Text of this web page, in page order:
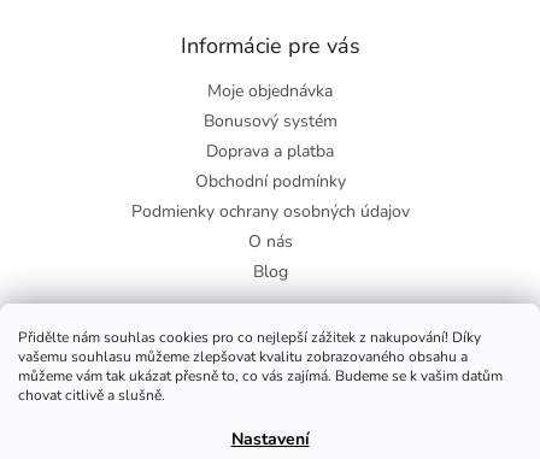
Přidělte nám souhlas cookies pro co nejlepší zážitek z nakupování! Díky
vašemu souhlasu můžeme zlepšovat kvalitu zobrazovaného obsahu a
můžeme vám tak ukázat přesně to, co vás zajímá. Budeme se k vašim datům
chovat citlivě a slušně.
Nastavení
Informácie pre vás
Moje objednávka
Bonusový systém
Doprava a platba
Obchodní podmínky
Podmienky ochrany osobných údajov
O nás
Blog
Facebook